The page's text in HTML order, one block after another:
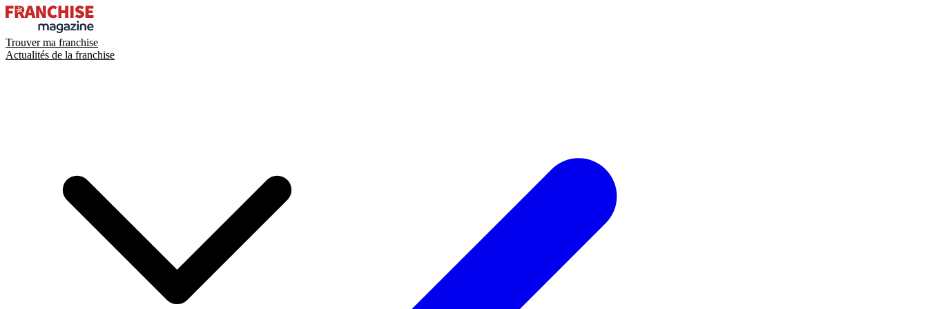
Trouver ma franchise
Actualités de la franchise